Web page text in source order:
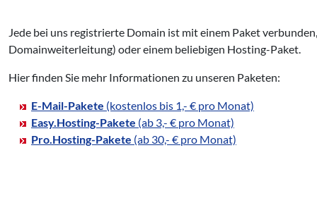
Jede bei uns registrierte Domain ist mit einem Paket
Domainweiterleitung) oder einem beliebigen Hosting-Paket.
Hier finden Sie mehr Informationen zu unseren Paketen:
E-Mail-Pakete (kostenlos bis 1,- € pro Monat)
Easy.Hosting-Pakete (ab 3,- € pro Monat)
Pro.Hosting-Pakete (ab 30,- € pro Monat)